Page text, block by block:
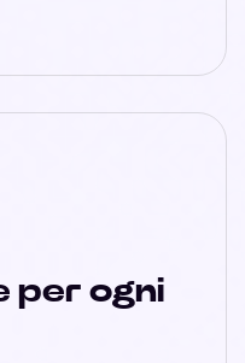
per ogni